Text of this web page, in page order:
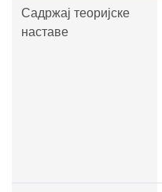
Садржај теоријске
наставе